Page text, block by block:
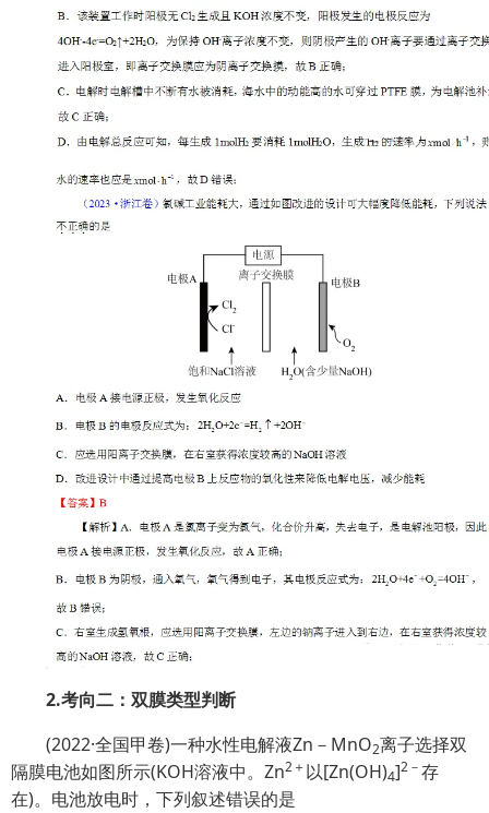
2.考向二：双膜类型判断
(2022·全国甲卷)一种水性电解液Zn－MnO2离子选择双
隔膜电池如图所示(KOH溶液中。Zn2＋ 以[Zn(OH)4]2－存
在)。电池放电时，下列叙述错误的是